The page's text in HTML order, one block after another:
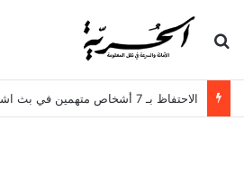
بحث عن
الاحتفاظ بـ 7 أشخاص متهمين في بث اشاعة حرق سجن المسعدين